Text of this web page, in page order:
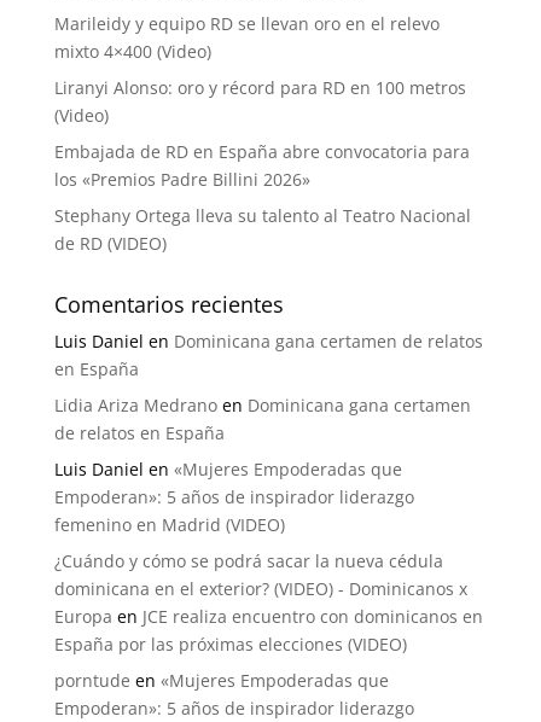
Marileidy y equipo RD se llevan oro en el relevo
mixto 4×400 (Video)
Liranyi Alonso: oro y récord para RD en 100 metros
(Video)
Embajada de RD en España abre convocatoria para
los «Premios Padre Billini 2026»
Stephany Ortega lleva su talento al Teatro Nacional
de RD (VIDEO)
Comentarios recientes
Luis Daniel en Dominicana gana certamen de relatos
en España
Lidia Ariza Medranoen Dominicana gana certamen
de relatos en España
Luis Daniel en «Mujeres Empoderadas que
Empoderan»: 5 años de inspirador liderazgo
femenino en Madrid (VIDEO)
¿Cuándo y cómo se podrá sacar la nueva cédula
dominicana en el exterior? (VIDEO) - Dominicanos x
Europa en JCE realiza encuentro con dominicanos en
España por las próximas elecciones (VIDEO)
porntude en «Mujeres Empoderadas que
Empoderan»: 5 años de inspirador liderazgo